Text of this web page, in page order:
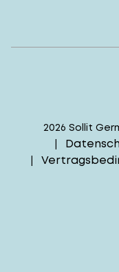
2026 Sollit
|
|